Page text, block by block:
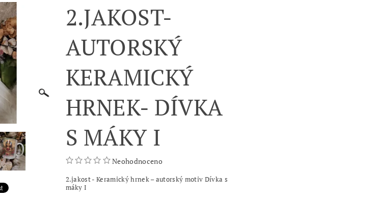
2.JAKOST-
AUTORSKÝ
KERAMICKÝ
HRNEK- DÍVKA
S MÁKY I
Neohodnoceno
2.jakost - Keramický hrnek – autorský motiv Dívka s
máky I